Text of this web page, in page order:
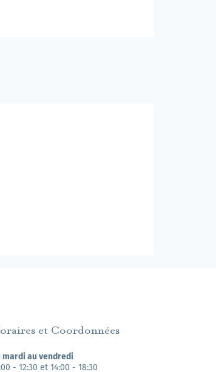
et Coordonnées
mardi au vendredi
- 12:30 et 14:00 - 18:30